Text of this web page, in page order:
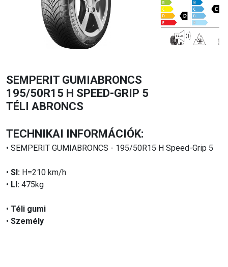
SEMPERIT GUMIABRONCS
195/50R15 H SPEED-GRIP 5
TÉLI ABRONCS
TECHNIKAI INFORMÁCIÓK:
• SEMPERIT GUMIABRONCS - 195/50R15 H Speed-Grip 5
• SI: H=210 km/h
• LI: 475kg
• Téli gumi
• Személy